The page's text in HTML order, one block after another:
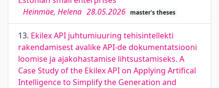
Heinmäe, Helena 28.05.2026 master's theses
13. Ekilex API juhtumiuuring tehisintellekti
rakendamisest avalike API-de dokumentatsiooni
loomise ja ajakohastamise lihtsustamiseks. A
Case Study of the Ekilex API on Applying Artifical
Intelligence to Simplify the Generation and